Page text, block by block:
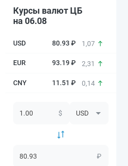
Курсы валют ЦБ
на 06.08
80.93 ₽ 1,07
93.19 ₽ 2,31
11.51 ₽ 0,14
$
₽